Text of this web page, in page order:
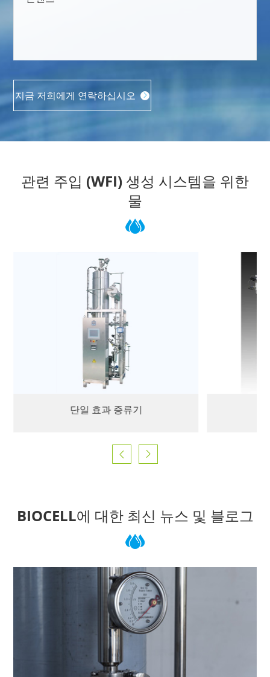
지금 저희에게 연락하십시오 
관련 주입 (WFI) 생성 시스템을 위한
물
단일 효과 증류기
 
BIOCELL에 대한 최신 뉴스 및 블로그